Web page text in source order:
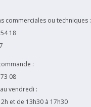
commerciales ou techniques :
18
:
08
vendredi :
et de 13h30 à 17h30